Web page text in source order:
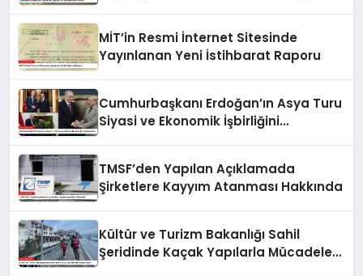
MİT’in Resmi İnternet Sitesinde
Yayınlanan Yeni İstihbarat Raporu
Cumhurbaşkanı Erdoğan’ın Asya Turu
Siyasi ve Ekonomik İşbirliğini
TMSF’den Yapılan Açıklamada
Şirketlere Kayyım Atanması Hakkında
Kültür ve Turizm Bakanlığı Sahil
Şeridinde Kaçak Yapılarla Mücadele